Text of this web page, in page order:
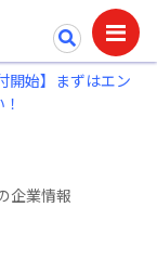
開始】まずはエン
企業情報